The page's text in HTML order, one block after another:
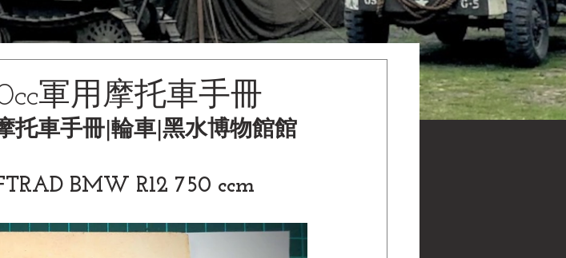
軍用摩托車手冊
托車手冊|輪車|黑水博物館館
BMW R12 750 ccm